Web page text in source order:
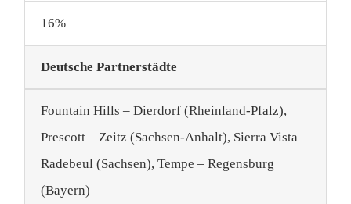
16%
Deutsche Partnerstädte
Fountain Hills – Dierdorf (Rheinland-Pfalz),
Prescott – Zeitz (Sachsen-Anhalt), Sierra Vista –
Radebeul (Sachsen), Tempe – Regensburg
(Bayern)